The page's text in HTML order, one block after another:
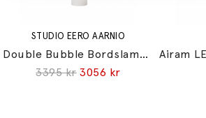
STUDIO EERO AARNIO
Double Bubble Bordslampa Small
3395 kr 3056 kr